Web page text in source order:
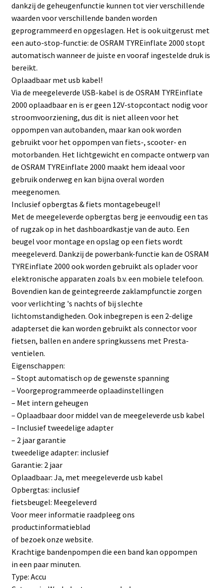
dankzij de geheugenfunctie kunnen tot vier verschillende
waarden voor verschillende banden worden
geprogrammeerd en opgeslagen. Het is ook uitgerust met
een auto-stop-functie: de OSRAM TYREinflate 2000 stopt
automatisch wanneer de juiste en vooraf ingestelde druk is
bereikt.
Oplaadbaar met usb kabel!
Via de meegeleverde USB-kabel is de OSRAM TYREinflate
2000 oplaadbaar en is er geen 12V-stopcontact nodig voor
stroomvoorziening, dus dit is niet alleen voor het
oppompen van autobanden, maar kan ook worden
gebruikt voor het oppompen van fiets-, scooter- en
motorbanden. Het lichtgewicht en compacte ontwerp van
de OSRAM TYREinflate 2000 maakt hem ideaal voor
gebruik onderweg en kan bijna overal worden
meegenomen.
Inclusief opbergtas & fiets montagebeugel!
Met de meegeleverde opbergtas berg je eenvoudig een tas
of rugzak op in het dashboardkastje van de auto. Een
beugel voor montage en opslag op een fiets wordt
meegeleverd. Dankzij de powerbank-functie kan de OSRAM
TYREinflate 2000 ook worden gebruikt als oplader voor
elektronische apparaten zoals b.v. een mobiele telefoon.
Bovendien kan de geintegreerde zaklampfunctie zorgen
voor verlichting 's nachts of bij slechte
lichtomstandigheden. Ook inbegrepen is een 2-delige
adapterset die kan worden gebruikt als connector voor
fietsen, ballen en andere springkussens met Presta-
ventielen.
Eigenschappen:
– Stopt automatisch op de gewenste spanning
– Voorgeprogrammeerde oplaadinstellingen
– Met intern geheugen
– Oplaadbaar door middel van de meegeleverde usb kabel
– Inclusief tweedelige adapter
– 2 jaar garantie
tweedelige adapter: inclusief
Garantie: 2 jaar
Oplaadbaar: Ja, met meegeleverde usb kabel
Opbergtas: inclusief
fietsbeugel: Meegeleverd
Voor meer informatie raadpleeg ons
productinformatieblad
of bezoek onze website.
Krachtige bandenpompen die een band kan oppompen
in een paar minuten.
Type: Accu